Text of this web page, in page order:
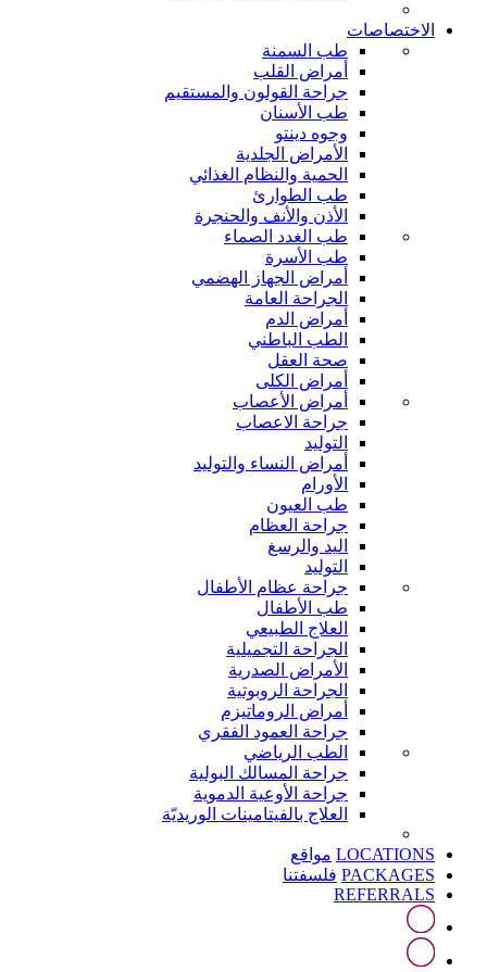
الاختصاصات
طب السمنة
أمراض القلب
جراحة القولون والمستقيم
طب الأسنان
وجوه دينتو
الأمراض الجلدية
الحمية والنظام الغذائي
طب الطوارئ
الأذن والأنف والحنجرة
طب الغدد الصماء
طب الأسرة
أمراض الجهاز الهضمي
الجراحة العامة
أمراض الدم
الطب الباطني
صحة العقل
أمراض الكلى
أمراض الأعصاب
جراحة الاعصاب
التوليد
أمراض النساء والتوليد
الأورام
طب العيون
جراحة العظام
اليد والرسغ
التوليد
جراحة عظام الأطفال
طب الأطفال
العلاج الطبيعي
الجراحة التجميلية
الأمراض الصدرية
الجراحة الروبوتية
أمراض الروماتيزم
جراحة العمود الفقري
الطب الرياضي
جراحة المسالك البولية
جراحة الأوعية الدموية
العلاج بالفيتامينات الوريديّة
LOCATIONS مواقع
PACKAGES فلسفتنا
REFERRALS